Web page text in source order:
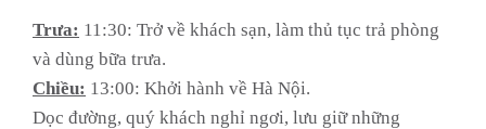
Trưa: 11:30: Trở về khách sạn, làm thủ tục trả phòng
và dùng bữa trưa.
Chiều: 13:00: Khởi hành về Hà Nội.
Dọc đường, quý khách nghỉ ngơi, lưu giữ những